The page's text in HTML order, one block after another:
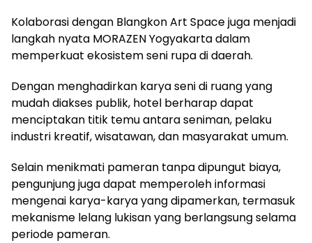
Kolaborasi dengan Blangkon Art Space juga menjadi
langkah nyata MORAZEN Yogyakarta dalam
memperkuat ekosistem seni rupa di daerah.
Dengan menghadirkan karya seni di ruang yang
mudah diakses publik, hotel berharap dapat
menciptakan titik temu antara seniman, pelaku
industri kreatif, wisatawan, dan masyarakat umum.
Selain menikmati pameran tanpa dipungut biaya,
pengunjung juga dapat memperoleh informasi
mengenai karya-karya yang dipamerkan, termasuk
mekanisme lelang lukisan yang berlangsung selama
periode pameran.